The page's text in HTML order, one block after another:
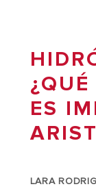
ES
LARA